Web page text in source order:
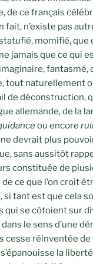
de ce français
fait, n’existe pas
momifié, que
jamais que ce qui
fantasmé,
tout naturellement
de déconstruction,
allemande, de la
ou encore
devrait plus
sans aussitôt
constituée de
de ce que l’on croit
si tant est que cela
qui se côtoient sur
le sens d’une
cesse réinventée
la